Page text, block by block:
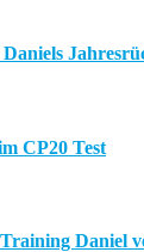
CP20 Test
Daniel